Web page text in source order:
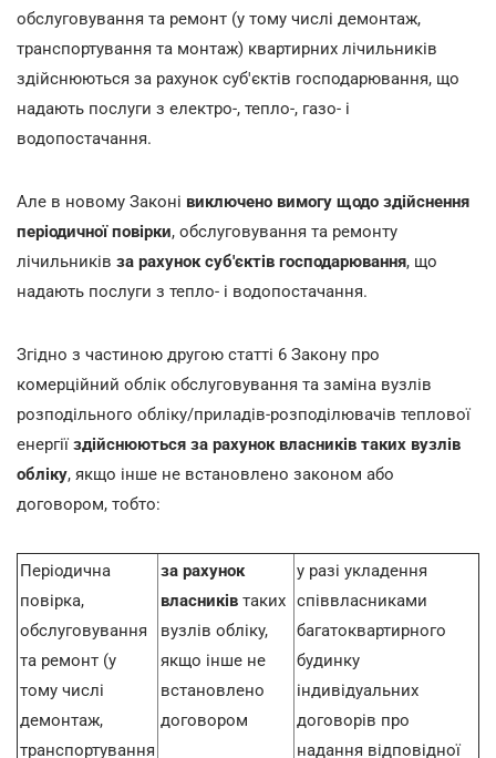
обслуговування та ремонт (у тому числі демонтаж,
транспортування та монтаж) квартирних лічильників
здійснюються за рахунок суб'єктів господарювання, що
надають послуги з електро-, тепло-, газо- і
водопостачання.
Але в новому Законі виключено вимогу щодо здійснення
періодичної повірки, обслуговування та ремонту
лічильників за рахунок суб'єктів господарювання, що
надають послуги з тепло- і водопостачання.
Згідно з частиною другою статті 6 Закону про
комерційний облік обслуговування та заміна вузлів
розподільного обліку/приладів-розподілювачів теплової
енергії здійснюються за рахунок власників таких вузлів
обліку, якщо інше не встановлено законом або
договором, тобто:
Періодична
повірка,
обслуговування
та ремонт (у
тому числі
демонтаж,
транспортування
за рахунок
власників таких
вузлів обліку,
якщо інше не
встановлено
договором
у разі укладення
співвласниками
багатоквартирного
будинку
індивідуальних
договорів про
надання відповідної